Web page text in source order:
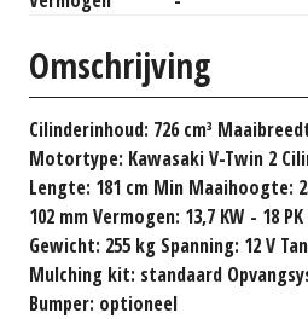
Omschrijving
Cilinderinhoud: 726 cm³
Motortype: Kawasaki V-Twin 2
Lengte: 181 cm Min Maaihoogte:
102 mm Vermogen: 13,7 KW - 18
Gewicht: 255 kg Spanning: 12 V
Mulching kit: standaard
Bumper: optioneel